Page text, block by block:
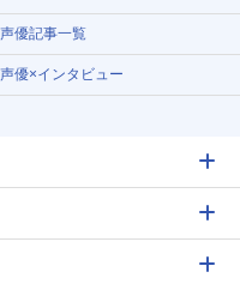
声優記事一覧
声優×インタビュー